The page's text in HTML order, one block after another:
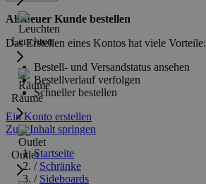
Leuchten
Räume
Outlet
Als neuer Kunde bestellen
Das Erstellen eines Kontos hat viele Vorteile:
Bestell- und Versandstatus ansehen
Bestellverlauf verfolgen
Schneller bestellen
Ein Konto erstellen
Zum Inhalt springen
Startseite
/ Schränke
/ Sideboards